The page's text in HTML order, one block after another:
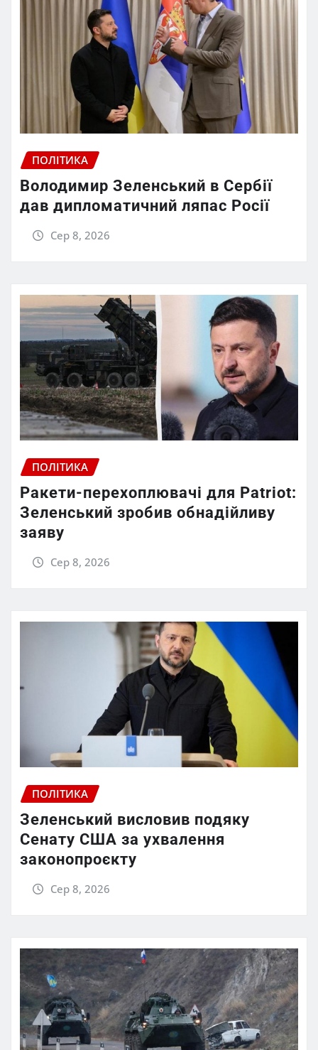
ПОЛІТИКА
Володимир Зеленський в Сербії
дав дипломатичний ляпас Росії
Сер 8, 2026
ПОЛІТИКА
Ракети-перехоплювачі для Patriot:
Зеленський зробив обнадійливу
заяву
Сер 8, 2026
ПОЛІТИКА
Зеленський висловив подяку
Сенату США за ухвалення
законопроєкту
Сер 8, 2026